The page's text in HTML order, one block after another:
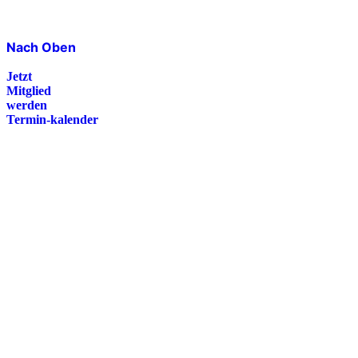
Nach Oben
Jetzt
Mitglied
werden
Termin-kalender